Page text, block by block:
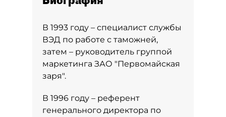
В 1993 году – специалист службы
ВЭД по работе с таможней,
затем – руководитель группой
маркетинга ЗАО "Первомайская
заря".
В 1996 году – референт
генерального директора по